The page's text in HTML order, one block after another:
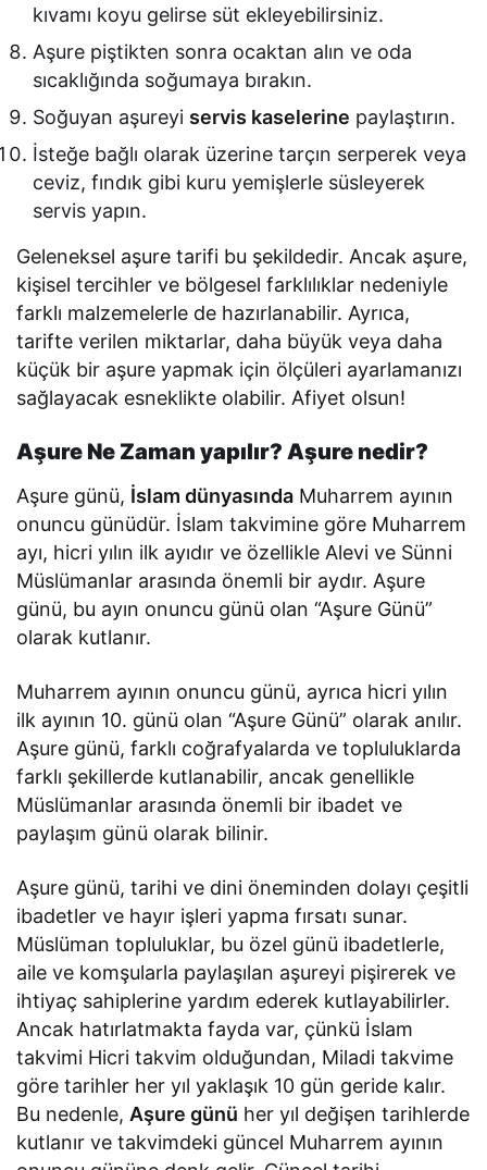
kıvamı koyu gelirse süt ekleyebilirsiniz.
Aşure piştikten sonra ocaktan alın ve oda
sıcaklığında soğumaya bırakın.
Soğuyan aşureyi servis kaselerine paylaştırın.
İsteğe bağlı olarak üzerine tarçın serperek veya
ceviz, fındık gibi kuru yemişlerle süsleyerek
servis yapın.
Geleneksel aşure tarifi bu şekildedir. Ancak aşure,
kişisel tercihler ve bölgesel farklılıklar nedeniyle
farklı malzemelerle de hazırlanabilir. Ayrıca,
tarifte verilen miktarlar, daha büyük veya daha
küçük bir aşure yapmak için ölçüleri ayarlamanızı
sağlayacak esneklikte olabilir. Afiyet olsun!
Aşure Ne Zaman yapılır? Aşure nedir?
Aşure günü, İslam dünyasında Muharrem ayının
onuncu günüdür. İslam takvimine göre Muharrem
ayı, hicri yılın ilk ayıdır ve özellikle Alevi ve Sünni
Müslümanlar arasında önemli bir aydır. Aşure
günü, bu ayın onuncu günü olan “Aşure Günü”
olarak kutlanır.
Muharrem ayının onuncu günü, ayrıca hicri yılın
ilk ayının 10. günü olan “Aşure Günü” olarak anılır.
Aşure günü, farklı coğrafyalarda ve topluluklarda
farklı şekillerde kutlanabilir, ancak genellikle
Müslümanlar arasında önemli bir ibadet ve
paylaşım günü olarak bilinir.
Aşure günü, tarihi ve dini öneminden dolayı çeşitli
ibadetler ve hayır işleri yapma fırsatı sunar.
Müslüman topluluklar, bu özel günü ibadetlerle,
aile ve komşularla paylaşılan aşureyi pişirerek ve
ihtiyaç sahiplerine yardım ederek kutlayabilirler.
Ancak hatırlatmakta fayda var, çünkü İslam
takvimi Hicri takvim olduğundan, Miladi takvime
göre tarihler her yıl yaklaşık 10 gün geride kalır.
Bu nedenle, Aşure günü her yıl değişen tarihlerde
kutlanır ve takvimdeki güncel Muharrem ayının